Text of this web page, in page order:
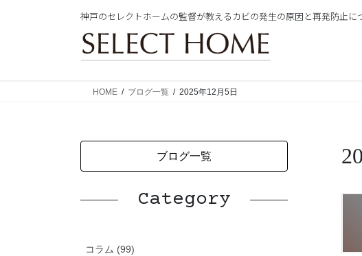
神戸のセレクトホームの監督が教えるカビの発生の原因と再発防止に
HOME ブログ一覧 2025年12月5日
ブログ一覧
Category
コラム (99)